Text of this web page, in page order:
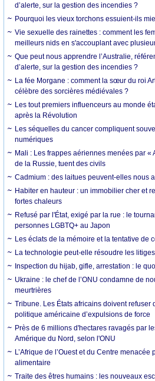
d’alerte, sur la gestion des incendies ?
Pourquoi les vieux torchons essuient-ils
Vie sexuelle des rainettes : comment les
meilleurs nids en s'accouplant avec
Que peut nous apprendre l’Australie,
d’alerte, sur la gestion des incendies ?
La fée Morgane : comment la sœur du roi
célèbre des sorcières médiévales ?
Les tout premiers influenceurs au monde
après la Révolution
Les séquelles du cancer compliquent
numériques
Mali : Les frappes aériennes menées par «
de la Russie, tuent des civils
Cadmium : des laitues peuvent-elles nous
Habiter en hauteur : un immobilier cher et
fortes chaleurs
Refusé par l'État, exigé par la rue : le
personnes LGBTQ+ au Japon
Les éclats de la mémoire et la tentative de
La technologie peut-elle résoudre les
Inspection du hijab, gifle, arrestation : le
Ukraine : le chef de l’ONU condamne de
meurtrières
Tribune. Les États africains doivent refuser
politique américaine d’expulsions de force
Près de 6 millions d'hectares ravagés par
Amérique du Nord, selon l'ONU
L’Afrique de l’Ouest et du Centre menacée
alimentaire
Traite des êtres humains : les nouveaux